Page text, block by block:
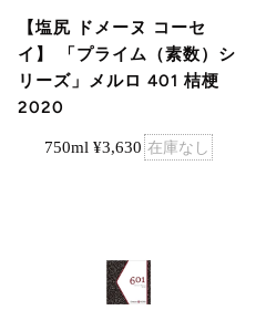
【塩尻 ドメーヌ コーセ
イ】 「プライム（素数）シ
リーズ」メルロ 401 桔梗
2020
750ml ¥3,630 在庫なし